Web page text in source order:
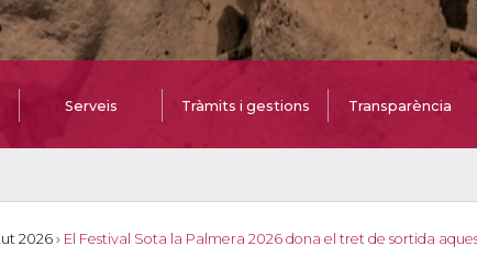
Serveis Tràmits i gestions Transparència
2026› El Festival Sota la Palmera 2026 dona el tret de sortida